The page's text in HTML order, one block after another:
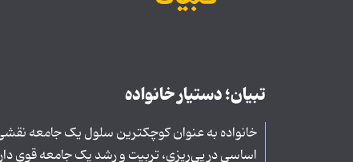
تبیان؛ دستیار خانواده
خانواده به عنوان کوچکترین سلول یک جامعه
اساسی در پی‌ریزی، تربیت و رشد یک جامعه قوی